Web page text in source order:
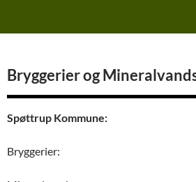
Bryggerier og
Spøttrup Kommune:
Bryggerier: